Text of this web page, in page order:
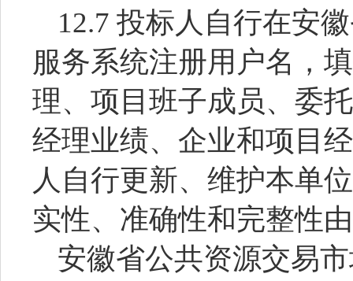
12.7 投标人自行在安
服务系统注册用户名，
理、项目班子成员、委
经理业绩、企业和项目
人自行更新、维护本单
实性、准确性和完整性
安徽省公共资源交易